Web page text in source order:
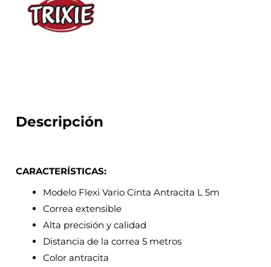
Descripción
CARACTERÍSTICAS:
Modelo Flexi Vario Cinta Antracita L 5m
Correa extensible
Alta precisión y calidad
Distancia de la correa 5 metros
Color antracita